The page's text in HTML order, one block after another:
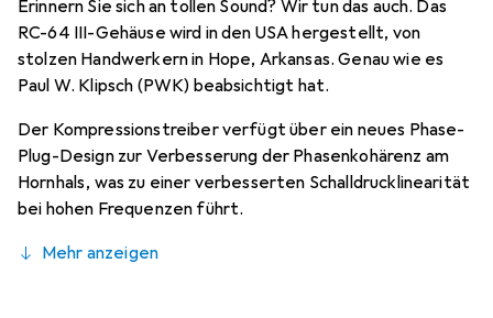
Erinnern Sie sich an tollen Sound? Wir tun das auch. Das
RC-64 III-Gehäuse wird in den USA hergestellt, von
stolzen Handwerkern in Hope, Arkansas. Genau wie es
Paul W. Klipsch (PWK) beabsichtigt hat.
Der Kompressionstreiber verfügt über ein neues Phase-
Plug-Design zur Verbesserung der Phasenkohärenz am
Hornhals, was zu einer verbesserten Schalldrucklinearität
bei hohen Frequenzen führt.
Mehr anzeigen